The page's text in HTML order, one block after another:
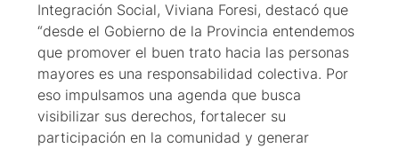
Integración Social, Viviana Foresi, destacó que
“desde el Gobierno de la Provincia entendemos
que promover el buen trato hacia las personas
mayores es una responsabilidad colectiva. Por
eso impulsamos una agenda que busca
visibilizar sus derechos, fortalecer su
participación en la comunidad y generar